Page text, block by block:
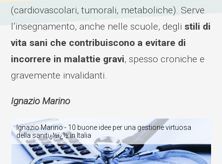
(cardiovascolari, tumorali, metaboliche). Serve
l’insegnamento, anche nelle scuole, degli stili di
vita sani che contribuiscono a evitare di
incorrere in malattie gravi, spesso croniche e
gravemente invalidanti.
Ignazio Marino
Ignazio Marino - 10 buone idee per una gestione virtuosa
della sanitï¿½ï¿½ in Italia